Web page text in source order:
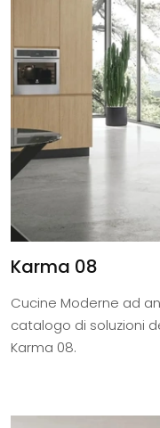
Karma 08
Cucine Moderne ad
catalogo di soluzioni
Karma 08.